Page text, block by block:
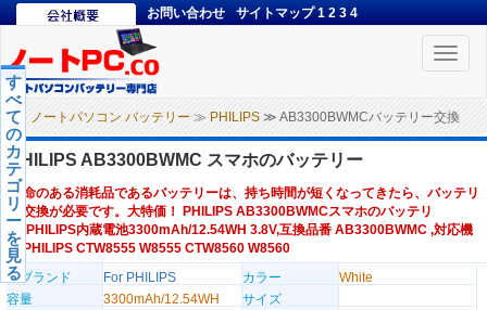
お問い合わせ サイトマップ 1 2 3 4
Toggle
ノートパソコン バッテリー ≫ PHILIPS ≫ AB3300BWMCバッテリー交換
す
べ
て
の
カ
テ
ゴ
リ
ー
を
見
る
PHILIPS AB3300BWMC スマホのバッテリー
寿命のある消耗品であるバッテリーは、持ち時間が短くなってきたら、バッテリ
ー交換が必要です。大特価！ PHILIPS AB3300BWMCスマホのバッテリ
ー,PHILIPS内蔵電池3300mAh/12.54WH 3.8V,互換品番 AB3300BWMC ,対応機
種PHILIPS CTW8555 W8555 CTW8560 W8560
のブランド
For PHILIPS カラー
White
容量
3300mAh/12.54WH
サイズ